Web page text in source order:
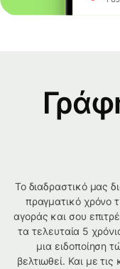
Το διαδραστικό μας
πραγματικό χρόνο
αγοράς και σου
τα τελευταία 5
μια ειδοποίηση
βελτιωθεί. Και με